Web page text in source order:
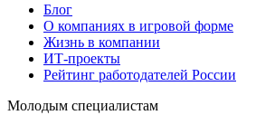
Блог
О компаниях в игровой форме
Жизнь в компании
ИТ-проекты
Рейтинг работодателей России
Молодым специалистам